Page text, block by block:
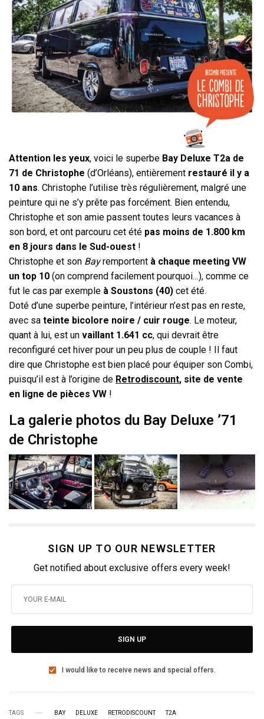
Attention les yeux, voici le superbe Bay Deluxe T2a de
71 de Christophe (d’Orléans), entièrement restauré il y a
10 ans. Christophe l’utilise très régulièrement, malgré une
peinture qui ne s’y prête pas forcément. Bien entendu,
Christophe et son amie passent toutes leurs vacances à
son bord, et ont parcouru cet été pas moins de 1.800 km
en 8 jours dans le Sud-ouest !
Christophe et son Bayremportent à chaque meeting VW
un top 10 (on comprend facilement pourquoi…), comme ce
fut le cas par exemple à Soustons (40) cet été.
Doté d’une superbe peinture, l’intérieur n’est pas en reste,
avec sateinte bicolore noire / cuir rouge. Le moteur,
quant à lui, est unvaillant 1.641 cc, qui devrait être
reconfiguré cet hiver pour un peu plus de couple ! Il faut
dire que Christophe est bien placé pour équiper son Combi,
puisqu’il est à l’origine de Retrodiscount, site de vente
en ligne de pièces VW !
La galerie photos du Bay Deluxe ’71
de Christophe
SIGN UP TO OUR NEWSLETTER
Get notified about exclusive offers every week!
SIGN UP
I would like to receive news and special offers.
TAGS BAY DELUXE RETRODISCOUNT T2A